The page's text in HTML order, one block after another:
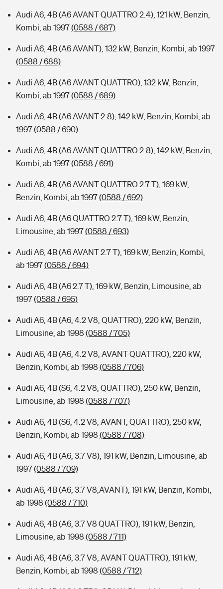
Audi A6, 4B (A6 AVANT QUATTRO 2.4), 121 kW, Benzin,
Kombi, ab 1997(0588 / 687)
Audi A6, 4B (A6 AVANT), 132 kW, Benzin, Kombi, ab 1997
(0588 / 688)
Audi A6, 4B (A6 AVANT QUATTRO), 132 kW, Benzin,
Kombi, ab 1997(0588 / 689)
Audi A6, 4B (A6 AVANT 2.8), 142 kW, Benzin, Kombi, ab
1997(0588 / 690)
Audi A6, 4B (A6 AVANT QUATTRO 2.8), 142 kW, Benzin,
Kombi, ab 1997(0588 / 691)
Audi A6, 4B (A6 AVANT QUATTRO 2.7 T), 169 kW,
Benzin, Kombi, ab 1997(0588 / 692)
Audi A6, 4B (A6 QUATTRO 2.7 T), 169 kW, Benzin,
Limousine, ab 1997(0588 / 693)
Audi A6, 4B (A6 AVANT 2.7 T), 169 kW, Benzin, Kombi,
ab 1997(0588 / 694)
Audi A6, 4B (A6 2.7 T), 169 kW, Benzin, Limousine, ab
1997(0588 / 695)
Audi A6, 4B (A6, 4.2 V8, QUATTRO), 220 kW, Benzin,
Limousine, ab 1998 (0588 / 705)
Audi A6, 4B (A6, 4.2 V8, AVANT QUATTRO), 220 kW,
Benzin, Kombi, ab 1998 (0588 / 706)
Audi A6, 4B (S6, 4.2 V8, QUATTRO), 250 kW, Benzin,
Limousine, ab 1998 (0588 / 707)
Audi A6, 4B (S6, 4.2 V8, AVANT, QUATTRO), 250 kW,
Benzin, Kombi, ab 1998 (0588 / 708)
Audi A6, 4B (A6, 3.7 V8), 191 kW, Benzin, Limousine, ab
1997(0588 / 709)
Audi A6, 4B (A6, 3.7 V8,AVANT), 191 kW, Benzin, Kombi,
ab 1998 (0588 / 710)
Audi A6, 4B (A6, 3.7 V8 QUATTRO), 191 kW, Benzin,
Limousine, ab 1998 (0588 / 711)
Audi A6, 4B (A6, 3.7 V8, AVANT QUATTRO), 191 kW,
Benzin, Kombi, ab 1998 (0588 / 712)